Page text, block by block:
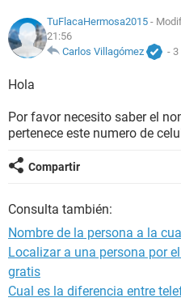
TuFlacaHermosa2015-
21:56
Carlos Villagómez
- 3
Hola
Por favor necesito saber el
pertenece este numero de
Compartir
Consulta también:
Nombre de la persona a la
Localizar a una persona por
gratis
Cual es la diferencia entre